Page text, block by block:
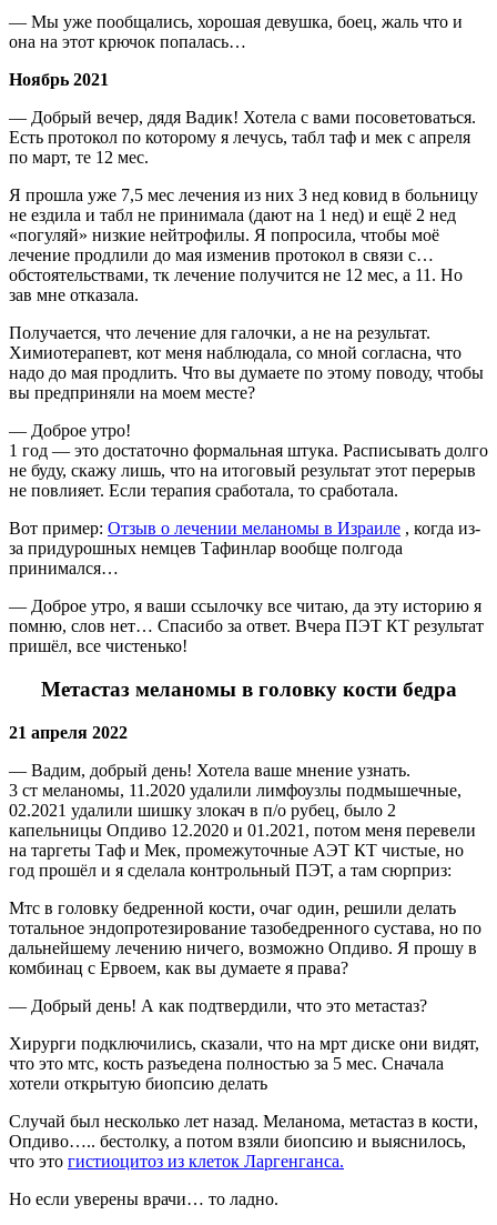
— Мы уже пообщались, хорошая девушка, боец, жаль что и
она на этот крючок попалась…
Ноябрь 2021
— Добрый вечер, дядя Вадик! Хотела с вами посоветоваться.
Есть протокол по которому я лечусь, табл таф и мек с апреля
по март, те 12 мес.
Я прошла уже 7,5 мес лечения из них 3 нед ковид в больницу
не ездила и табл не принимала (дают на 1 нед) и ещё 2 нед
«погуляй» низкие нейтрофилы. Я попросила, чтобы моё
лечение продлили до мая изменив протокол в связи с…
обстоятельствами, тк лечение получится не 12 мес, а 11. Но
зав мне отказала.
Получается, что лечение для галочки, а не на результат.
Химиотерапевт, кот меня наблюдала, со мной согласна, что
надо до мая продлить. Что вы думаете по этому поводу, чтобы
вы предприняли на моем месте?
— Доброе утро!
1 год — это достаточно формальная штука. Расписывать долго
не буду, скажу лишь, что на итоговый результат этот перерыв
не повлияет. Если терапия сработала, то сработала.
Вот пример: Отзыв о лечении меланомы в Израиле , когда из-
за придурошных немцев Тафинлар вообще полгода
принимался…
— Доброе утро, я ваши ссылочку все читаю, да эту историю я
помню, слов нет… Спасибо за ответ. Вчера ПЭТ КТ результат
пришёл, все чистенько!
Метастаз меланомы в головку кости бедра
21 апреля 2022
— Вадим, добрый день! Хотела ваше мнение узнать.
3 ст меланомы, 11.2020 удалили лимфоузлы подмышечные,
02.2021 удалили шишку злокач в п/о рубец, было 2
капельницы Опдиво 12.2020 и 01.2021, потом меня перевели
на таргеты Таф и Мек, промежуточные АЭТ КТ чистые, но
год прошёл и я сделала контрольный ПЭТ, а там сюрприз:
Мтс в головку бедренной кости, очаг один, решили делать
тотальное эндопротезирование тазобедренного сустава, но по
дальнейшему лечению ничего, возможно Опдиво. Я прошу в
комбинац с Ервоем, как вы думаете я права?
— Добрый день! А как подтвердили, что это метастаз?
Хирурги подключились, сказали, что на мрт диске они видят,
что это мтс, кость разъедена полностью за 5 мес. Сначала
хотели открытую биопсию делать
Случай был несколько лет назад. Меланома, метастаз в кости,
Опдиво….. бестолку, а потом взяли биопсию и выяснилось,
что это гистиоцитоз из клеток Ларгенганса.
Но если уверены врачи… то ладно.